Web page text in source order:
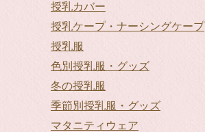
授乳カバー
授乳ケープ・ナーシングケープ
授乳服
色別授乳服・グッズ
冬の授乳服
季節別授乳服・グッズ
マタニティウェア